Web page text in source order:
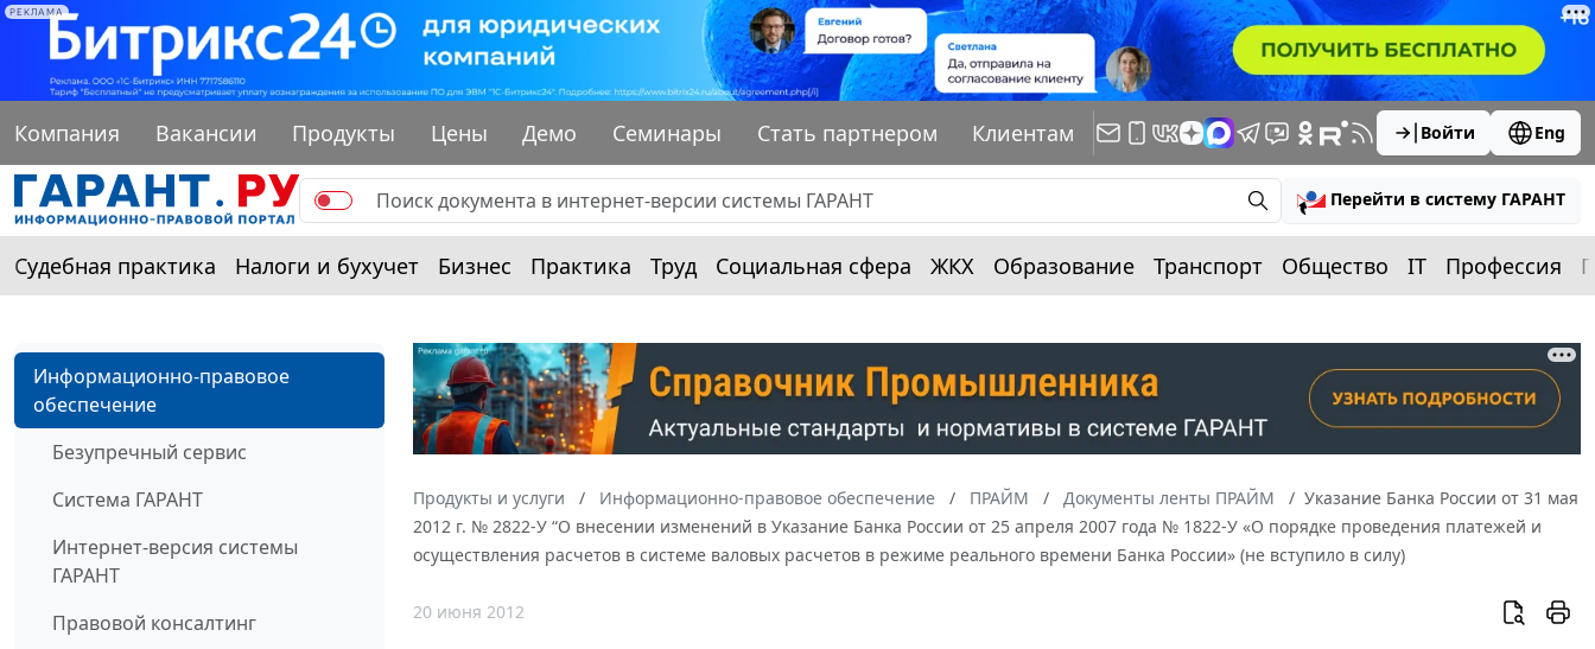
РЕКЛАМА
Компания Вакансии Продукты Цены Демо Семинары Стать партнером Клиентам Войти Eng
Перейти в систему ГАРАНТ
Судебная практика Налоги и бухучет Бизнес Практика Труд Социальная сфера ЖКХ Образование Транспорт Общество IT Профессия
Информационно-правовое
обеспечение
Безупречный сервис
Система ГАРАНТ
Интернет-версия системы
ГАРАНТ
Правовой консалтинг
Продукты и услуги Информационно-правовое обеспечение ПРАЙМ Документы ленты ПРАЙМ
Указание Банка России от 31 мая
2012 г. № 2822-У “О внесении изменений в Указание Банка России от 25 апреля 2007 года № 1822-У «О порядке проведения платежей и
осуществления расчетов в системе валовых расчетов в режиме реального времени Банка России» (не вступило в силу)
20 июня 2012